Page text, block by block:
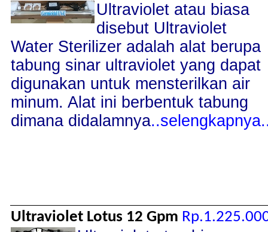
Ultraviolet atau biasa
disebut Ultraviolet
Water Sterilizer adalah alat berupa
tabung sinar ultraviolet yang dapat
digunakan untuk mensterilkan air
minum. Alat ini berbentuk tabung
dimana didalamnya
Ultraviolet Lotus 12 Gpm